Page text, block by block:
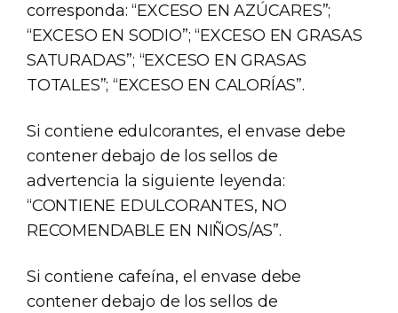
corresponda: “EXCESO EN AZÚCARES”;
“EXCESO EN SODIO”; “EXCESO EN GRASAS
SATURADAS”; “EXCESO EN GRASAS
TOTALES”; “EXCESO EN CALORÍAS”.
Si contiene edulcorantes, el envase debe
contener debajo de los sellos de
advertencia la siguiente leyenda:
“CONTIENE EDULCORANTES, NO
RECOMENDABLE EN NIÑOS/AS”.
Si contiene cafeína, el envase debe
contener debajo de los sellos de